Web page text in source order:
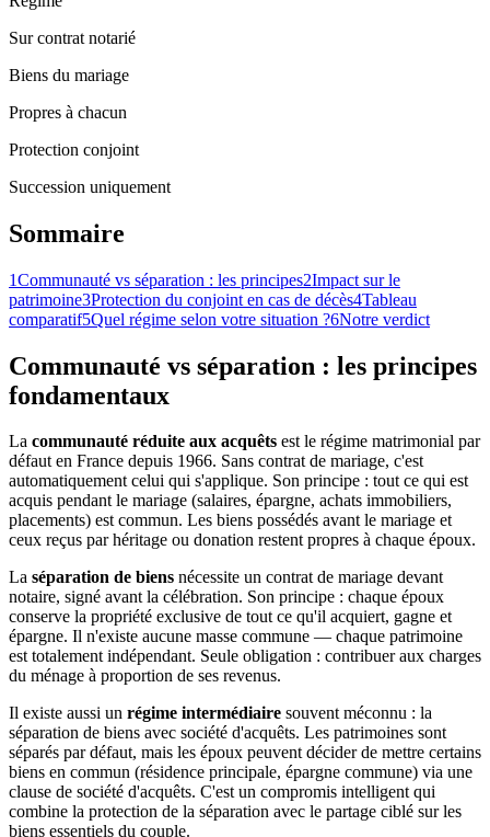
Sur contrat notarié
Biens du mariage
Propres à chacun
Protection conjoint
Succession uniquement
Sommaire
1Communauté vs séparation : les principes2Impact sur le
patrimoine3Protection du conjoint en cas de décès4Tableau
comparatif5Quel régime selon votre situation ?6Notre verdict
Communauté vs séparation : les principes
fondamentaux
La communauté réduite aux acquêts est le régime matrimonial par
défaut en France depuis 1966. Sans contrat de mariage, c'est
automatiquement celui qui s'applique. Son principe : tout ce qui est
acquis pendant le mariage (salaires, épargne, achats immobiliers,
placements) est commun. Les biens possédés avant le mariage et
ceux reçus par héritage ou donation restent propres à chaque époux.
La séparation de biens nécessite un contrat de mariage devant
notaire, signé avant la célébration. Son principe : chaque époux
conserve la propriété exclusive de tout ce qu'il acquiert, gagne et
épargne. Il n'existe aucune masse commune — chaque patrimoine
est totalement indépendant. Seule obligation : contribuer aux charges
du ménage à proportion de ses revenus.
Il existe aussi un régime intermédiaire souvent méconnu : la
séparation de biens avec société d'acquêts. Les patrimoines sont
séparés par défaut, mais les époux peuvent décider de mettre certains
biens en commun (résidence principale, épargne commune) via une
clause de société d'acquêts. C'est un compromis intelligent qui
combine la protection de la séparation avec le partage ciblé sur les
biens essentiels du couple.